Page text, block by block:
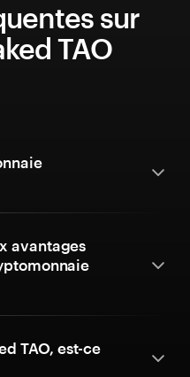
sur
TAO
avantages
TAO, est-ce